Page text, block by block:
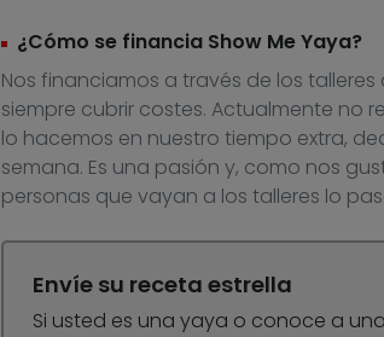
¿Cómo se financia Show Me Yaya?
Nos financiamos a través de los
siempre cubrir costes. Actualmente no
lo hacemos en nuestro tiempo extra,
semana. Es una pasión y, como nos
personas que vayan a los talleres lo
Envíe su receta estrella
Si usted es una yaya o conoce a